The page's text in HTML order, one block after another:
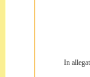
In